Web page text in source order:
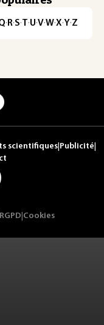
· R·S·T·U·V·W·X·Y·Z
scientifiques Publicité
RGPD Cookies